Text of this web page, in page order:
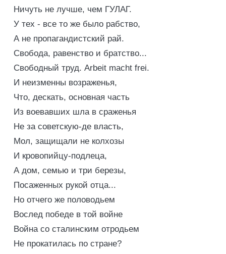
Ничуть не лучше, чем ГУЛАГ.
У тех - все то же было рабство,
А не пропагандистский рай.
Свобода, равенство и братство...
Свободный труд. Arbeit macht frei.
И неизменны возраженья,
Что, дескать, основная часть
Из воевавших шла в сраженья
Не за советскую-де власть,
Мол, защищали не колхозы
И кровопийцу-подлеца,
А дом, семью и три березы,
Посаженных рукой отца...
Но отчего же половодьем
Вослед победе в той войне
Война со сталинским отродьем
Не прокатилась по стране?